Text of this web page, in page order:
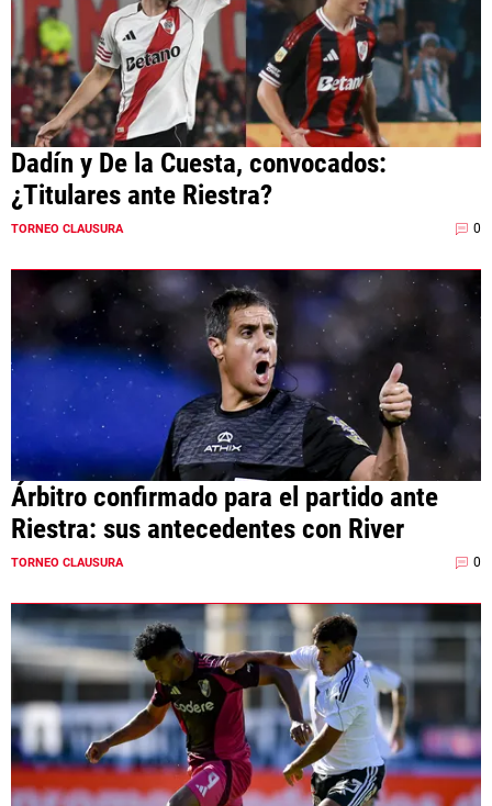
Dadín y De la Cuesta, convocados:
¿Titulares ante Riestra?
TORNEO CLAUSURA 0
Árbitro confirmado para el partido ante
Riestra: sus antecedentes con River
TORNEO CLAUSURA 0